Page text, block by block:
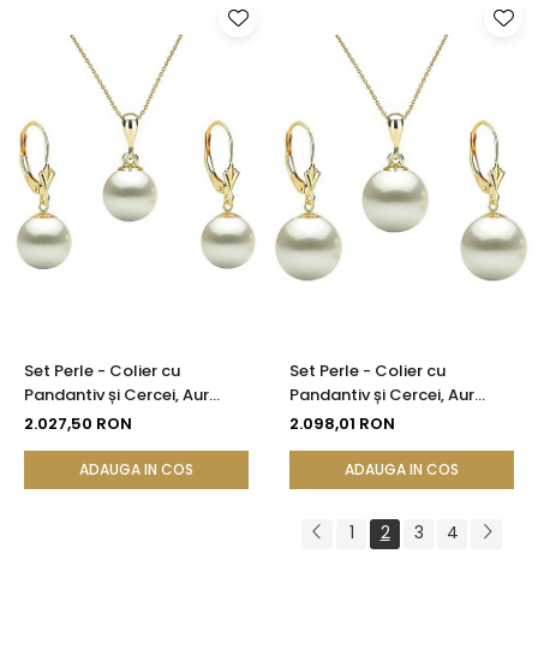
Set Perle - Colier cu
Pandantiv și Cercei, Aur
Galben 14K, Perle Albe
2.027,50 RON
ADAUGA IN COS
Set Perle - Colier cu
Pandantiv și Cercei, Aur
Galben 14K, Perle Albe
KASKADDA®
2.098,01 RON
ADAUGA IN COS
1 2 3 4